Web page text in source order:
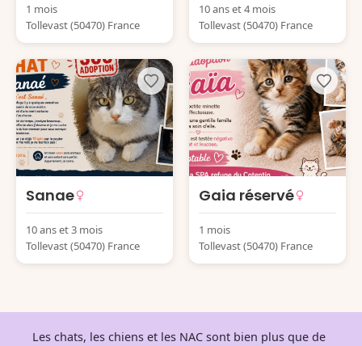
1 mois
Tollevast (50470) France
10 ans et 4 mois
Tollevast (50470) France
Sanae
10 ans et 3 mois
Tollevast (50470) France
Gaia réservé
1 mois
Tollevast (50470) France
Les chats, les chiens et les NAC sont bien plus que de